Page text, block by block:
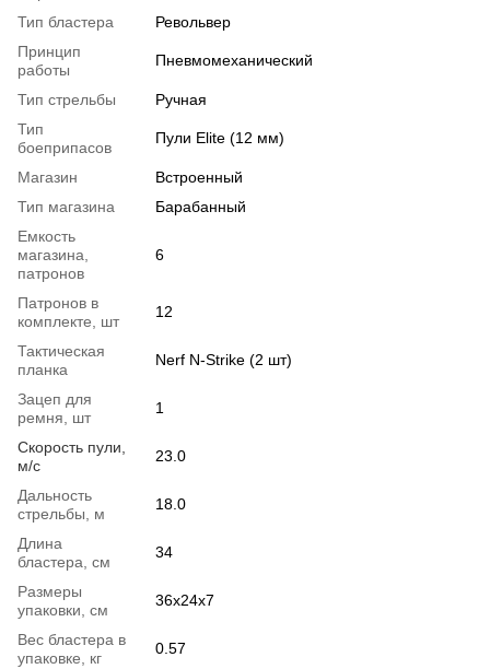
Тип бластера
Револьвер
Принцип
работы
Пневмомеханический
Тип стрельбы
Ручная
Тип
боеприпасов
Пули Elite (12 мм)
Магазин
Встроенный
Тип магазина
Барабанный
Емкость
магазина,
патронов
6
Патронов в
комплекте, шт
12
Тактическая
планка
Nerf N-Strike (2 шт)
Зацеп для
ремня, шт
1
Скорость пули,
м/с
23.0
Дальность
стрельбы, м
18.0
Длина
бластера, см
34
Размеры
упаковки, см
36x24x7
Вес бластера в
упаковке, кг
0.57